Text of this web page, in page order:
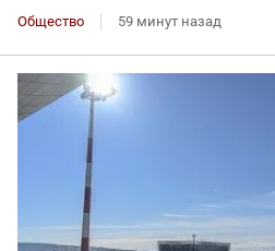
Общество 59 минут назад